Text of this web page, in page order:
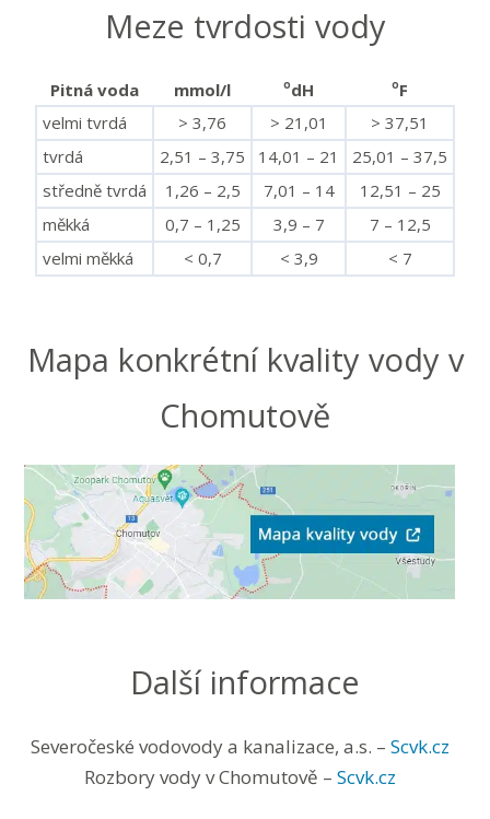
Meze tvrdosti vody
Pitná voda mmol/l odH oF
velmi tvrdá
> 3,76 > 21,01
> 37,51
tvrdá
2,51 – 3,75 14,01 – 21
25,01 – 37,5
středně tvrdá
1,26 – 2,5 7,01 – 14
12,51 – 25
měkká
0,7 – 1,25 3,9 – 7
7 – 12,5
velmi měkká
< 0,7 < 3,9 < 7
Mapa konkrétní kvality vody v
Chomutově
Další informace
Severočeské vodovody a kanalizace, a.s. – Scvk.cz
Rozbory vody v Chomutově – Scvk.cz